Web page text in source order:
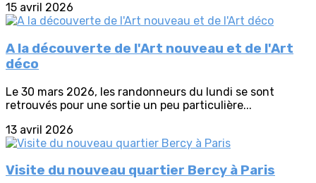
15 avril 2026
A la découverte de l'Art nouveau et de l'Art
déco
Le 30 mars 2026, les randonneurs du lundi se sont
retrouvés pour une sortie un peu particulière...
13 avril 2026
Visite du nouveau quartier Bercy à Paris